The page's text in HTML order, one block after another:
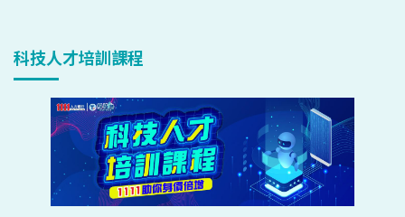
科技人才培訓課程